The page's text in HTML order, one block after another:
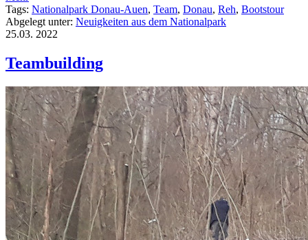
Tags: Nationalpark Donau-Auen, Team, Donau, Reh, Bootstour
Abgelegt unter: Neuigkeiten aus dem Nationalpark
25.03. 2022
Teambuilding